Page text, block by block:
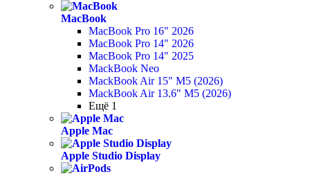
MacBook
MacBook Pro 16" 2026
MacBook Pro 14" 2026
MacBook Pro 14" 2025
MackBook Neo
MackBook Air 15" M5 (2026)
MackBook Air 13.6" M5 (2026)
Ещё 1
Apple Mac
Apple Studio Display